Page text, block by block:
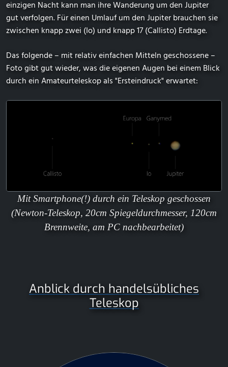
einzigen Nacht kann man ihre Wanderung um den Jupiter
gut verfolgen. Für einen Umlauf um den Jupiter brauchen sie
zwischen knapp zwei (Io) und knapp 17 (Callisto) Erdtage.
Das folgende – mit relativ einfachen Mitteln geschossene –
Foto gibt gut wieder, was die eigenen Augen bei einem Blick
durch ein Amateurteleskop als "Ersteindruck" erwartet:
Mit Smartphone(!) durch ein Teleskop geschossen
(Newton-Teleskop, 20cm Spiegeldurchmesser, 120cm
Brennweite, am PC nachbearbeitet)
Anblick durch handelsübliches
Teleskop